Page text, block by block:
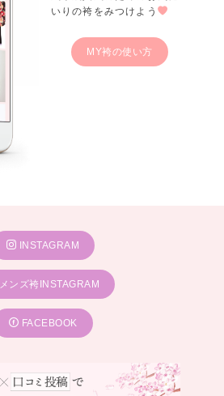
いりの袴をみつけよう
MY袴の使い方
INSTAGRAM
メンズ袴INSTAGRAM
FACEBOOK